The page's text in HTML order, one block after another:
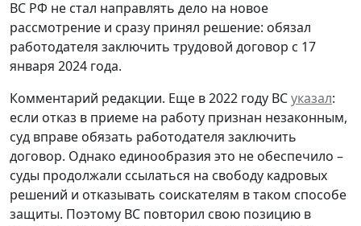
ВС РФ не стал направлять дело на новое
рассмотрение и сразу принял решение: обязал
работодателя заключить трудовой договор с 17
января 2024 года.
Комментарий редакции. Еще в 2022 году ВСуказал:
если отказ в приеме на работу признан незаконным,
суд вправе обязать работодателя заключить
договор. Однако единообразия это не обеспечило –
суды продолжали ссылаться на свободу кадровых
решений и отказывать соискателям в таком способе
защиты. Поэтому ВС повторил свою позицию в